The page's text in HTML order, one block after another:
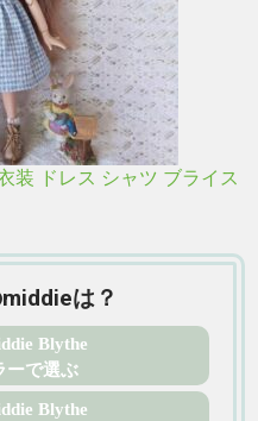
装 ドレス シャツ ブライス
は？
Blythe
ーで選ぶ
Blythe